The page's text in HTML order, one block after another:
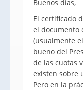
Buenos días,
El certificado
el documento
(usualmente
bueno del
de las cuotas
existen sobre
Pero en la